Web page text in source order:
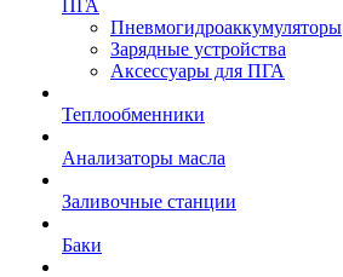
ПГА
Пневмогидроаккумуляторы
Зарядные устройства
Аксессуары для ПГА
Теплообменники
Анализаторы масла
Заливочные станции
Баки